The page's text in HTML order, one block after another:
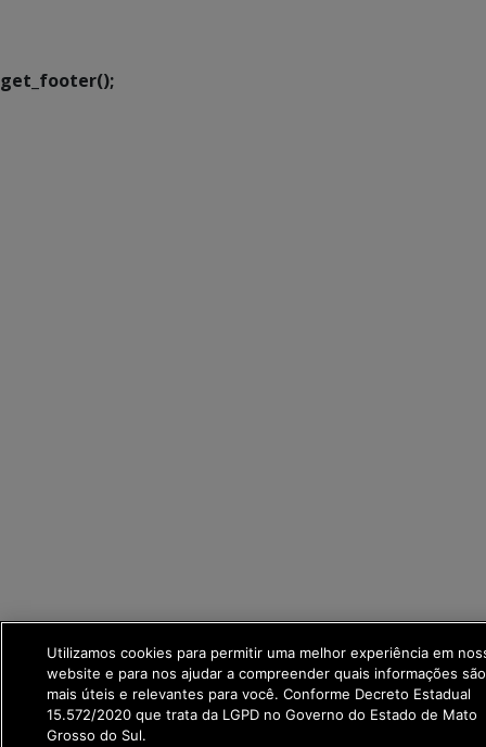
get_footer();
Utilizamos cookies para permitir uma melhor experiência em
website e para nos ajudar a compreender quais informações são
mais úteis e relevantes para você. Conforme Decreto Estadual
15.572/2020 que trata da LGPD no Governo do Estado de Mato
Grosso do Sul.